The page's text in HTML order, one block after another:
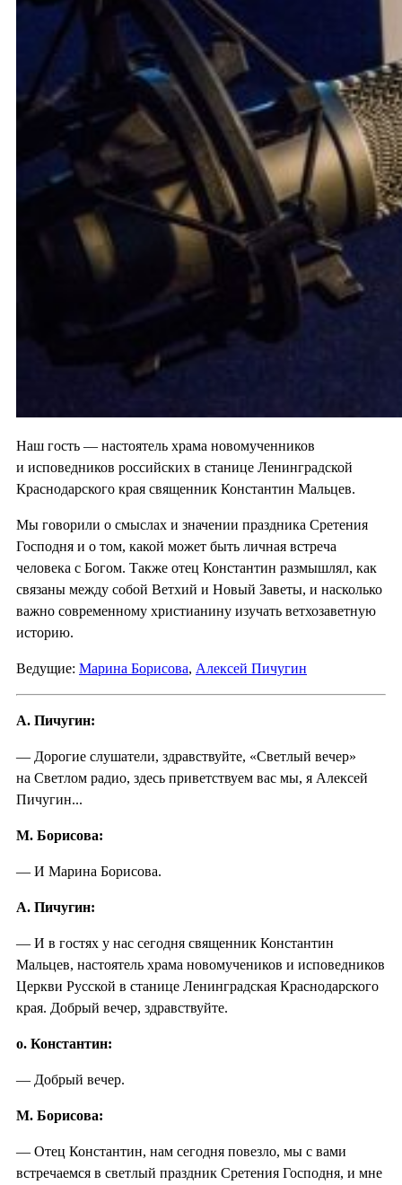
Наш гость — настоятель храма новомученников
и исповедников российских в станице Ленинградской
Краснодарского края священник Константин Мальцев.
Мы говорили о смыслах и значении праздника Сретения
Господня и о том, какой может быть личная встреча
человека с Богом. Также отец Константин размышлял, как
связаны между собой Ветхий и Новый Заветы, и насколько
важно современному христианину изучать ветхозаветную
историю.
Ведущие: Марина Борисова, Алексей Пичугин
А. Пичугин:
— Дорогие слушатели, здравствуйте, «Светлый вечер»
на Светлом радио, здесь приветствуем вас мы, я Алексей
Пичугин...
М. Борисова:
— И Марина Борисова.
А. Пичугин:
— И в гостях у нас сегодня священник Константин
Мальцев, настоятель храма новомучеников и исповедников
Церкви Русской в станице Ленинградская Краснодарского
края. Добрый вечер, здравствуйте.
о. Константин:
— Добрый вечер.
М. Борисова:
— Отец Константин, нам сегодня повезло, мы с вами
встречаемся в светлый праздник Сретения Господня, и мне